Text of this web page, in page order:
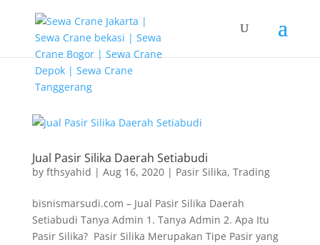
Jual Pasir Silika Daerah Setiabudi
by fthsyahid | Aug 16, 2020| Pasir Silika, Trading
bisnismarsudi.com – Jual Pasir Silika Daerah
Setiabudi Tanya Admin 1. Tanya Admin 2. Apa Itu
Pasir Silika? Pasir Silika Merupakan Tipe Pasir yang